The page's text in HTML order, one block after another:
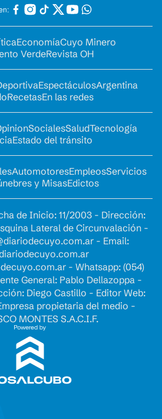
EconomíaCuyo Minero
VerdeRevista OH
EspectáculosArgentina
RecetasEn las redes
SocialesSaludTecnología
Estado del tránsito
AutomotoresEmpleosServicios
y MisasEdictos
de Inicio: 11/2003 - Dirección:
Lateral de Circunvalación -
- Email:
- Whatsapp: (054)
General: Pablo Dellazoppa -
Diego Castillo - Editor Web:
propietaria del medio -
MONTES S.A.C.I.F.